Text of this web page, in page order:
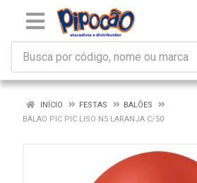
INÍCIO FESTAS
BALÕES
BALAO PIC PIC LISO N5 LARANJA C/50